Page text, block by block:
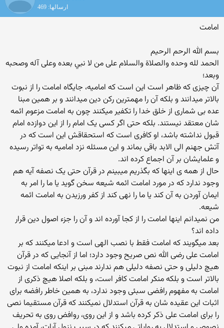
ارسالها: 469
امامت
بسم الله الرحم الرحيم
الحمد لله وحده والصلاة والسلام على من لا نبي بعده وعلى آله وصحبه
وبعد؛
آن چیزی که ظاهر است این است که امامیه، جایگاه امامت را از نبوت
بالاتر میدانند و بلکه آن را مهمترین رکن دین میدانند و بر همین مبنا
عده بی شماری از خلق خدا را تکفیر میکنند چون به امامت مزعوم ائمه
شان معتقد نیستند. بلکه حتی اگر کسی یک امام را از این دوازده امام
قبول نداشته باشد، او کافری است که استحقاقش این است که در
آتش جهنم الی الابد باقی بماند و این مسئله نزد امامیه به تواتر رسیده
و علمایشان بر آن اجماع کرده اند.
حال از همه ی اینها که بگذریم میبینم در قرآن حتی یک نصفه آیه هم
وجود ندارد که در مورد امامت ائمه شیعه سخن گوید یا ما را امر به
ایمان آوردن به آن کند یا ما را نهی کند از کفر ورزیدن به امامت ائمه
شیعه.
من نمیدانم اینها امامت را از کجا آورده اند و آن را جزء اصول دین قرار
داده اند؟
بعد میگویند که امامت فقط با نصب الهی است و ادعا میکنند که بر
امامت علی رضی الله نص صریح وجود دارد؛ اما از آنجایی که در قرآن
هیچ دلیلی و حتی نصفه دلیلی هم ندارند مبنی بر اینکه امامت از نبوت
بالاتر است و بلکه منکر امامت کافر است، و بلکه اصلا هیچ ذکری از
امامت به مفهوم رافضی سبئی وجود ندارد، به همین خاطر رافضه برای
اثبات این عقیده شان به قرآن استدلال نمیکنند که قرآن مستقیما نصی
را برای امامت علی ذکر کرده باشد و از این روی، روافض روی به تحریف